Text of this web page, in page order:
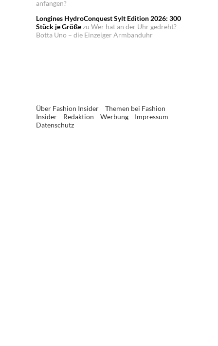
anfangen?
Longines HydroConquest Sylt Edition 2026: 300
Stück je Größezu Wer hat an der Uhr gedreht?
Botta Uno – die Einzeiger Armbanduhr
Über Fashion Insider
Themen bei Fashion
Insider
Redaktion Werbung
Impressum
Datenschutz